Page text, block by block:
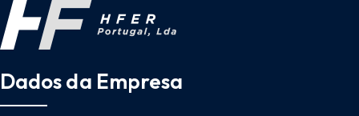
Dados da Empresa